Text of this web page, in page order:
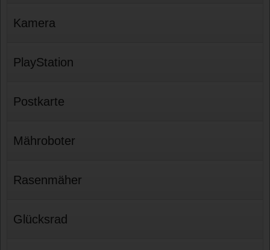
Kamera
PlayStation
Postkarte
Mähroboter
Rasenmäher
Glücksrad